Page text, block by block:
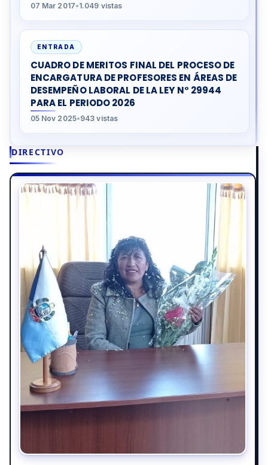
DIRECTIVO
07 Mar 2017•1.049 vistas
ENTRADA
CUADRO DE MERITOS FINAL DEL PROCESO DE
ENCARGATURA DE PROFESORES EN ÁREAS DE
DESEMPEÑO LABORAL DE LA LEY N° 29944
PARA EL PERIODO 2026
05 Nov 2025•943 vistas